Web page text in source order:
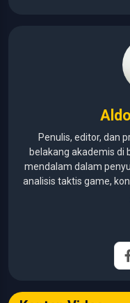
Penulis, editor, dan
belakang akademis di
mendalam dalam
analisis taktis game,
pencari (SEO) untuk
mengenai kaidah
dan teknik
pengembangan
relevansi, dan
gameplay, serta